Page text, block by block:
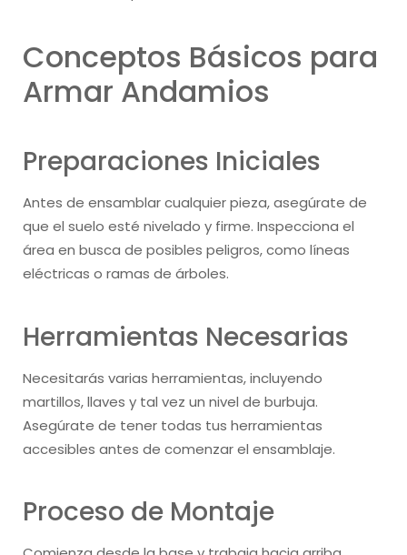
Conceptos Básicos para
Armar Andamios
Preparaciones Iniciales
Antes de ensamblar cualquier pieza, asegúrate de
que el suelo esté nivelado y firme. Inspecciona el
área en busca de posibles peligros, como líneas
eléctricas o ramas de árboles.
Herramientas Necesarias
Necesitarás varias herramientas, incluyendo
martillos, llaves y tal vez un nivel de burbuja.
Asegúrate de tener todas tus herramientas
accesibles antes de comenzar el ensamblaje.
Proceso de Montaje